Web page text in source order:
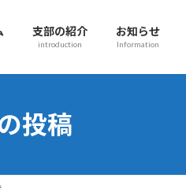
支部の紹介
introduction
お知らせ
Information
投稿